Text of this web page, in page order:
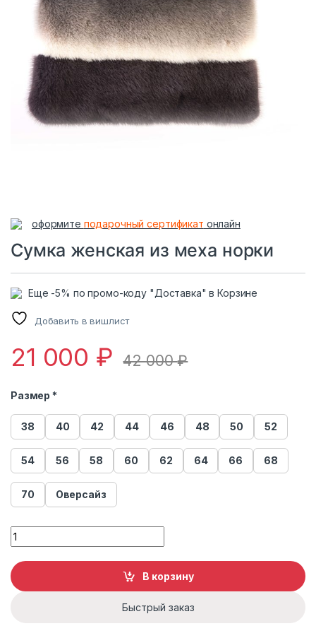
оформите подарочный сертификат онлайн
Сумка женская из меха норки
Еще -5% по промо-коду "Доставка" в Корзине
Добавить в вишлист
21 000 ₽ 42 000₽
Размер *
38 40 42 44 46 48 50 52
54 56 58 60 62 64 66 68
70 Оверсайз
Сумка женская из меха норки quantity
В корзину
Быстрый заказ